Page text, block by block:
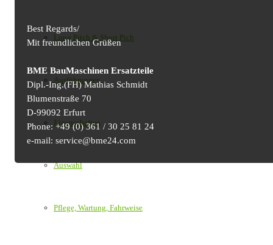
Long Pitch & Short Pich
Ausführungen
Eigenschaften
Auswahl
Pflege, Wartung, Fahrweise
Best Regards/
Mit freundlichen Grüßen
BME BauMaschinen Ersatzteile
Dipl.-Ing.(FH) Mathias Schmidt
Blumenstraße 70
D-99092 Erfurt
Phone: +49 (0) 361 / 30 25 81 24
e-mail: service@bme24.com